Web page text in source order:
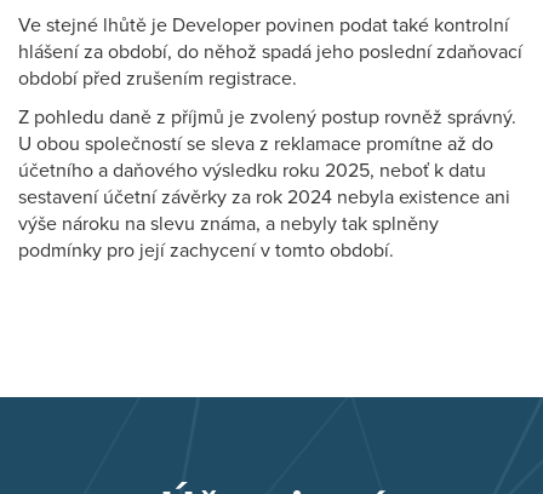
Ve stejné lhůtě je Developer povinen podat také kontrolní
hlášení za období, do něhož spadá jeho poslední zdaňovací
období před zrušením registrace.
Z pohledu daně z příjmů je zvolený postup rovněž správný.
U obou společností se sleva z reklamace promítne až do
účetního a daňového výsledku roku 2025, neboť k datu
sestavení účetní závěrky za rok 2024 nebyla existence ani
výše nároku na slevu známa, a nebyly tak splněny
podmínky pro její zachycení v tomto období.